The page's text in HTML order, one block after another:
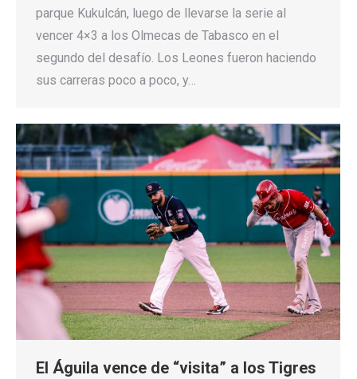
parque Kukulcán, luego de llevarse la serie al
vencer 4×3 a los Olmecas de Tabasco en el
segundo del desafío. Los Leones fueron haciendo
sus carreras poco a poco, y…
El Águila vence de “visita” a los Tigres